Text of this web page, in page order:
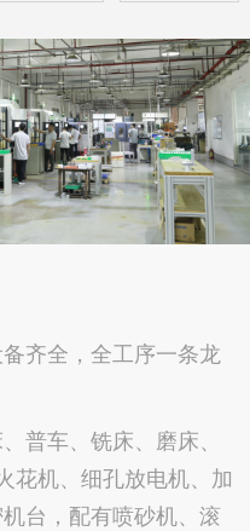
齐全，全工序一条龙
车、铣床、磨床、
花机、细孔放电机、加
台，配有喷砂机、滚